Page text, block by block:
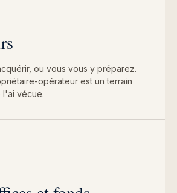
ou vous vous y préparez.
opérateur est un terrain
vécue.